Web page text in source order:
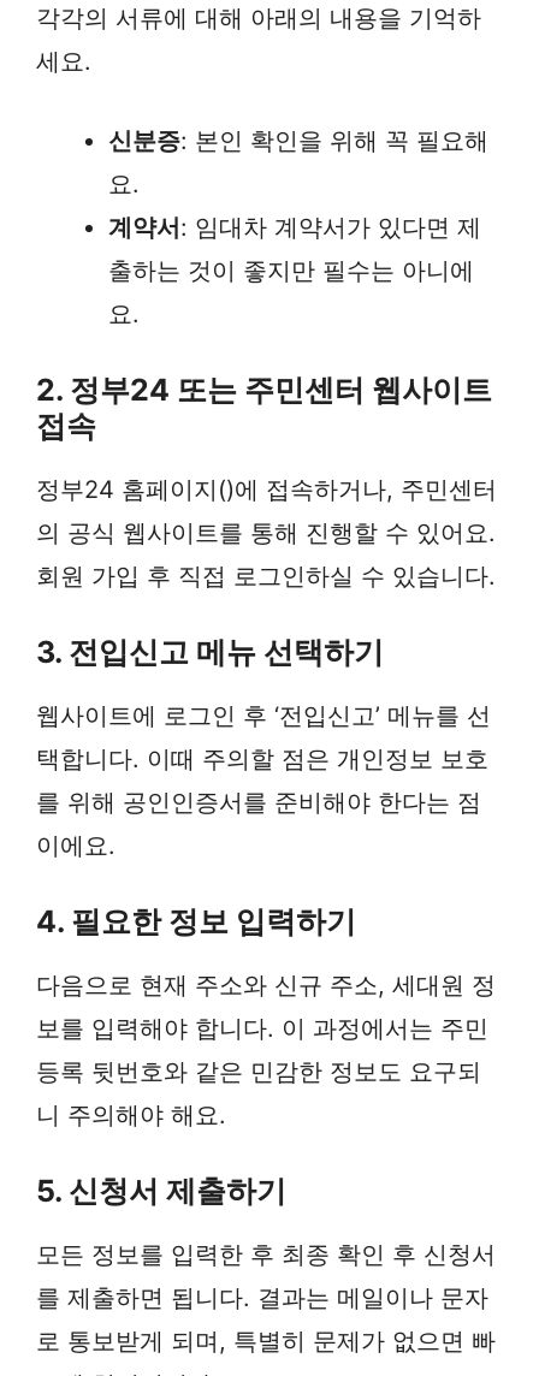
각각의 서류에 대해 아래의 내용을 기억하
세요.
신분증: 본인 확인을 위해 꼭 필요해
요.
계약서: 임대차 계약서가 있다면 제
출하는 것이 좋지만 필수는 아니에
요.
2. 정부24 또는 주민센터 웹사이트
접속
정부24 홈페이지()에 접속하거나, 주민센터
의 공식 웹사이트를 통해 진행할 수 있어요.
회원 가입 후 직접 로그인하실 수 있습니다.
3. 전입신고 메뉴 선택하기
웹사이트에 로그인 후 ‘전입신고’ 메뉴를 선
택합니다. 이때 주의할 점은 개인정보 보호
를 위해 공인인증서를 준비해야 한다는 점
이에요.
4. 필요한 정보 입력하기
다음으로 현재 주소와 신규 주소, 세대원 정
보를 입력해야 합니다. 이 과정에서는 주민
등록 뒷번호와 같은 민감한 정보도 요구되
니 주의해야 해요.
5. 신청서 제출하기
모든 정보를 입력한 후 최종 확인 후 신청서
를 제출하면 됩니다. 결과는 메일이나 문자
로 통보받게 되며, 특별히 문제가 없으면 빠